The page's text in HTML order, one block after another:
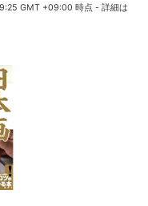
GMT +09:00 時点 -詳細は